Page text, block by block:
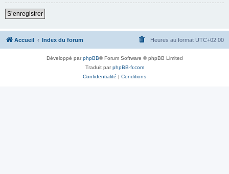
S’enregistrer
Accueil Index du forum Heures au format UTC+02:00
Développé parphpBB® Forum Software © phpBB Limited
Traduit parphpBB-fr.com
Confidentialité | Conditions